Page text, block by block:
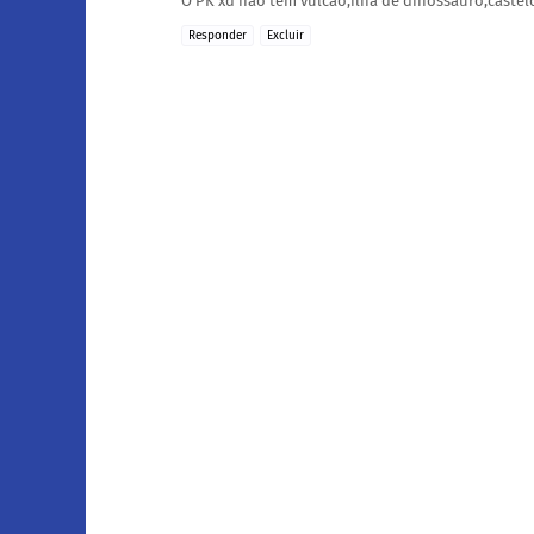
Responder Excluir